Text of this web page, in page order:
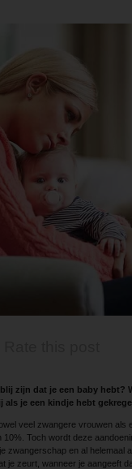
zijn dat je een baby hebt?
als je een kindje hebt
veel zwangere vrouwen als
10%. Toch wordt deze
zwangerschap en al helemaal
je zeurt, wanneer je aangeeft